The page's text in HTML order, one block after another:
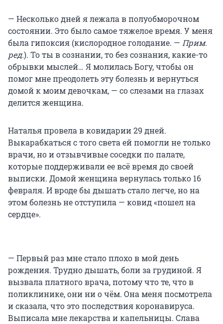
— Несколько дней я лежала в полуобморочном
состоянии. Это было самое тяжелое время. У меня
была гипоксия (кислородное голодание. — Прим.
ред.). То ты в сознании, то без сознания, какие-то
обрывки мыслей… Я молилась Богу, чтобы он
помог мне преодолеть эту болезнь и вернуться
домой к моим девочкам, — со слезами на глазах
делится женщина.
Наталья провела в ковидарии 29 дней.
Выкарабкаться с того света ей помогли не только
врачи, но и отзывчивые соседки по палате,
которые поддерживали ее всё время до своей
выписки. Домой женщина вернулась только 16
февраля. И вроде бы дышать стало легче, но на
этом болезнь не отступила — ковид «пошел на
сердце».
— Первый раз мне стало плохо в мой день
рождения. Трудно дышать, боли за грудиной. Я
вызвала платного врача, потому что те, что в
поликлинике, они ни о чём. Она меня посмотрела
и сказала, что это последствия коронавируса.
Выписала мне лекарства и капельницы. Слава